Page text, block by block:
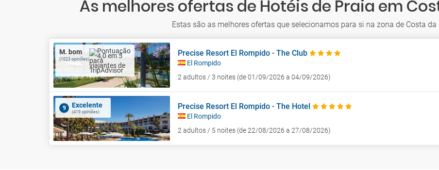
As melhores ofertas de Hotéis de Praia em
Estas são as melhores ofertas que selecionamos para si na zona de Costa da
M. bom
(1023 opiniões)
Precise Resort El Rompido - The Club
El Rompido
2 adultos / 3 noites (de 01/09/2026 a 04/09/2026)
9 Excelente
(419 opiniões)
Precise Resort El Rompido - The Hotel
El Rompido
2 adultos / 5 noites (de 22/08/2026 a 27/08/2026)